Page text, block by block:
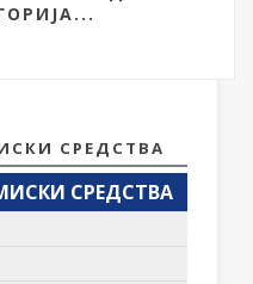
СРЕДСТВА
СРЕДСТВА